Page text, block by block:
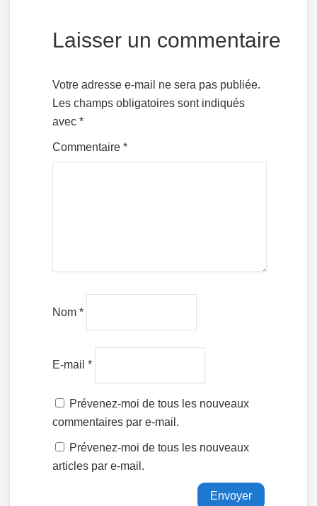
Laisser un commentaire
Votre adresse e-mail ne sera pas publiée.
Les champs obligatoires sont indiqués
avec*
Commentaire*
Nom*
E-mail*
Prévenez-moi de tous les nouveaux
commentaires par e-mail.
Prévenez-moi de tous les nouveaux
articles par e-mail.